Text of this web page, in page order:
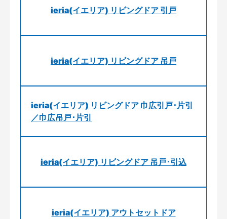
ieria(イエリア) リビングドア 引戸
ieria(イエリア) リビングドア 吊戸
ieria(イエリア) リビングドア 巾広引戸･片引
／巾広吊戸･片引
ieria(イエリア) リビングドア 吊戸･引込
ieria(イエリア) アウトセットドア